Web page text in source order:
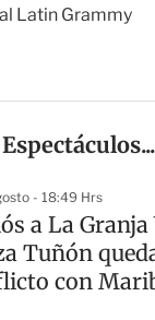
Latin Grammy
- 18:49 Hrs
a La Granja
Tuñón
con